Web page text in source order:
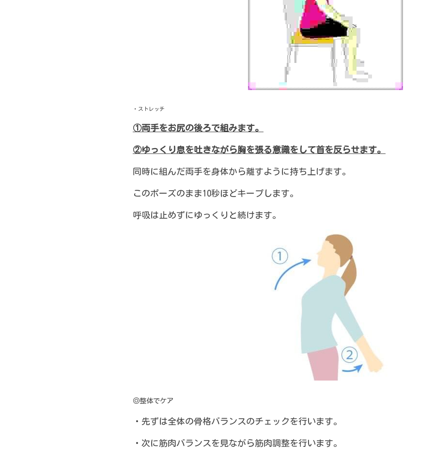
・ストレッチ
①両手をお尻の後ろで組みます。
②ゆっくり息を吐きながら胸を張る意識をして首を反らせます。
同時に組んだ両手を身体から離すように持ち上げます。
このポーズのまま10秒ほどキープします。
呼吸は止めずにゆっくりと続けます。
◎整体でケア
・先ずは全体の骨格バランスのチェックを行います。
・次に筋肉バランスを見ながら筋肉調整を行います。